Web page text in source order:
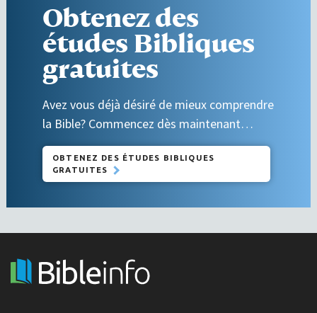
Obtenez des
études Bibliques
gratuites
Avez vous déjà désiré de mieux comprendre
la Bible? Commencez dès maintenant…
OBTENEZ DES ÉTUDES BIBLIQUES
GRATUITES